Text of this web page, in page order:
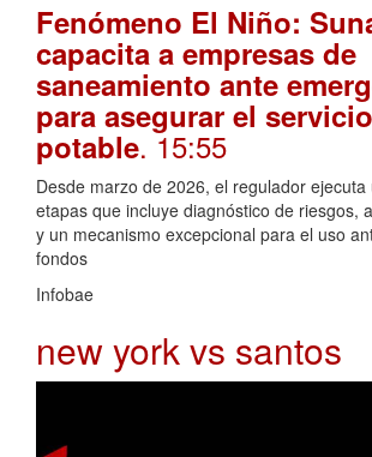
Fenómeno El Niño:
capacita a empresas de
saneamiento ante
para asegurar el
potable. 15:55
Desde marzo de 2026, el regulador ejecuta
etapas que incluye diagnóstico de riesgos,
y un mecanismo excepcional para el uso
fondos
Infobae
new york vs santos